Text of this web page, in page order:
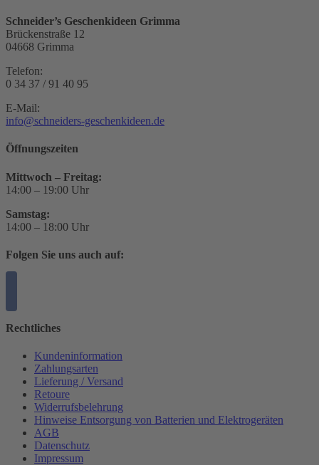
Schneider’s Geschenkideen Grimma
Brückenstraße 12
04668 Grimma
Telefon:
0 34 37 / 91 40 95
E-Mail:
info@schneiders-geschenkideen.de
Öffnungszeiten
Mittwoch – Freitag:
14:00 – 19:00 Uhr
Samstag:
14:00 – 18:00 Uhr
Folgen Sie uns auch auf:
Rechtliches
Kundeninformation
Zahlungsarten
Lieferung / Versand
Retoure
Widerrufsbelehrung
Hinweise Entsorgung von Batterien und Elektrogeräten
AGB
Datenschutz
Impressum